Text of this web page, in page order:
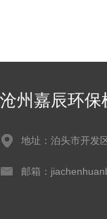
沧州嘉辰环保
地址：泊头市开发
邮箱：